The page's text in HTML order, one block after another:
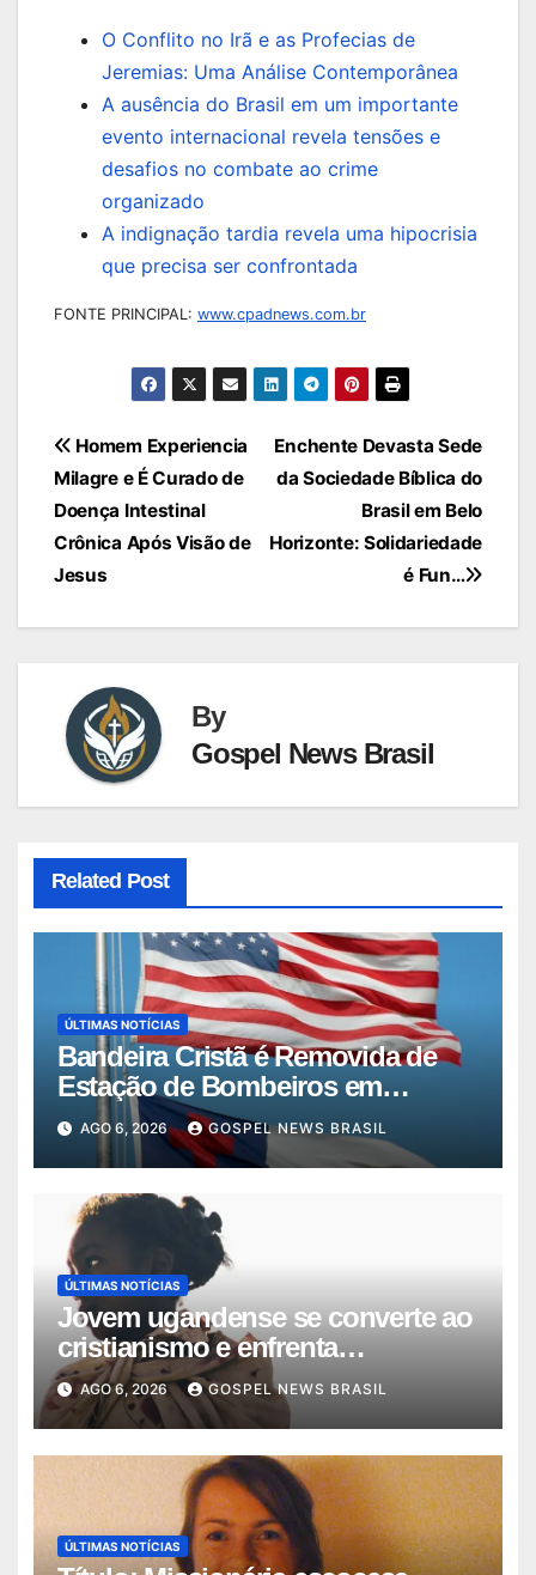
O Conflito no Irã e as Profecias de
Jeremias: Uma Análise Contemporânea
A ausência do Brasil em um importante
evento internacional revela tensões e
desafios no combate ao crime
organizado
A indignação tardia revela uma hipocrisia
que precisa ser confrontada
FONTE PRINCIPAL: www.cpadnews.com.br
Navegação
de
Post
Enchente Devasta Sede
da Sociedade Bíblica do
Brasil em Belo
Horizonte: Solidariedade
é Fun…
Homem Experiencia
Milagre e É Curado de
Doença Intestinal
Crônica Após Visão de
Jesus
By
Gospel News Brasil
Related Post
ÚLTIMAS NOTÍCIAS
Bandeira Cristã é Removida de
Estação de Bombeiros em
Missouri …
AGO 6, 2026 GOSPEL NEWS BRASIL
ÚLTIMAS NOTÍCIAS
Jovem ugandense se converte ao
cristianismo e enfrenta
perseguiçã…
AGO 6, 2026 GOSPEL NEWS BRASIL
ÚLTIMAS NOTÍCIAS